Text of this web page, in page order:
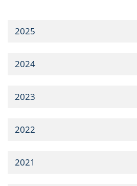
2025
2024
2023
2022
2021